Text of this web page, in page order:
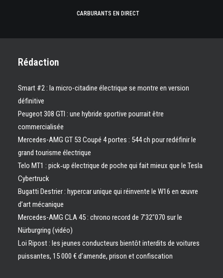
CARBURANTS EN DIRECT
Rédaction
Smart #2 : la micro-citadine électrique se montre en version
définitive
Peugeot 308 GTI : une hybride sportive pourrait être
commercialisée
Mercedes-AMG GT 53 Coupé 4 portes : 544 ch pour redéfinir le
grand tourisme électrique
Telo MT1 : pick‑up électrique de poche qui fait mieux que le Tesla
Cybertruck
Bugatti Destrier : hypercar unique qui réinvente le W16 en œuvre
d’art mécanique
Mercedes-AMG CLA 45 : chrono record de 7’32″070 sur le
Nürburgring (vidéo)
Loi Ripost : les jeunes conducteurs bientôt interdits de voitures
puissantes, 15 000 € d’amende, prison et confiscation